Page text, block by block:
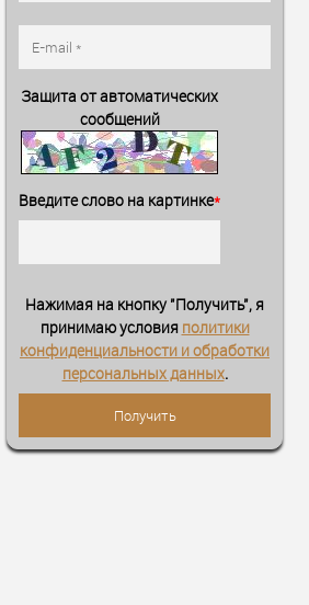
Защита от автоматических
сообщений
Введите слово на картинке*
Нажимая на кнопку "Получить", я
принимаю условия политики
конфиденциальности и обработки
персональных данных.